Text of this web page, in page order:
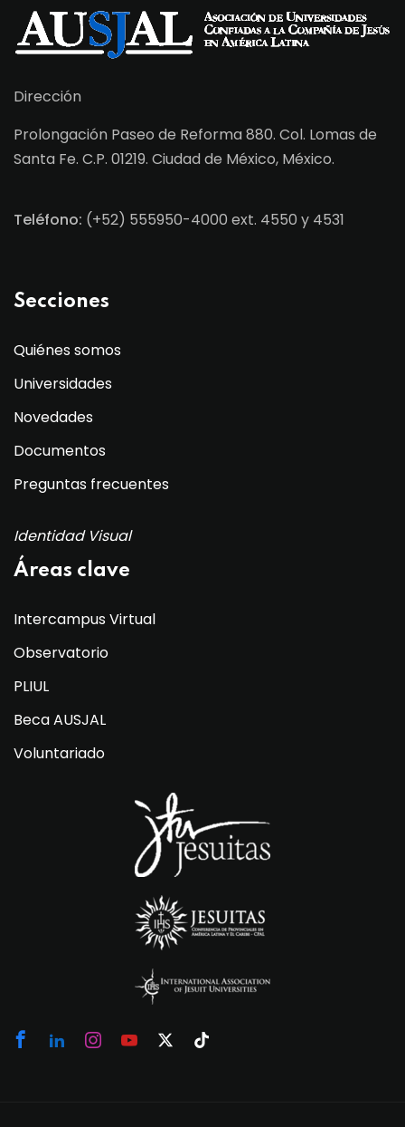
Dirección
Prolongación Paseo de Reforma 880. Col. Lomas de
Santa Fe. C.P. 01219. Ciudad de México, México.
Teléfono: (+52) 555950-4000 ext. 4550 y 4531
Secciones
Quiénes somos
Universidades
Novedades
Documentos
Preguntas frecuentes
Identidad Visual
Áreas clave
Intercampus Virtual
Observatorio
PLIUL
Beca AUSJAL
Voluntariado